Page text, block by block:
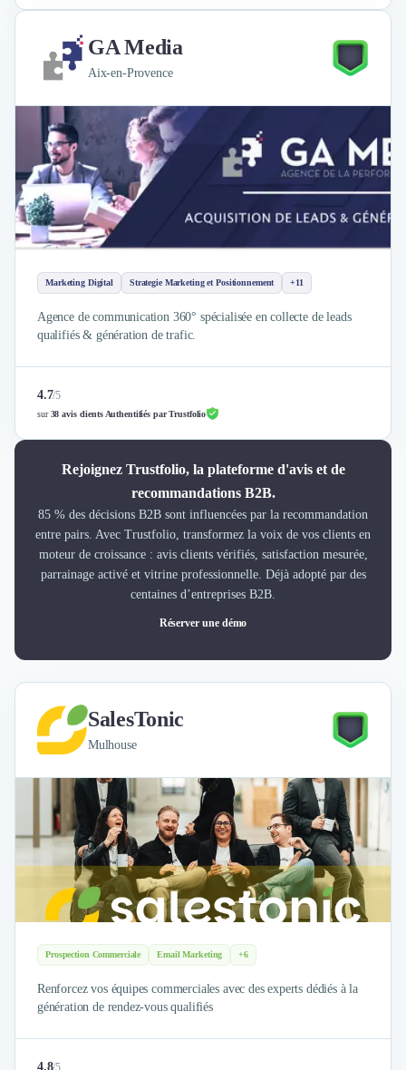
GA Media
Aix-en-Provence
Marketing Digital Strategie Marketing et Positionnement +11
Agence de communication 360° spécialisée en collecte de leads
qualifiés & génération de trafic.
4.7/5
sur38 avis clients Authentifiés par Trustfolio
Rejoignez Trustfolio, la plateforme d'avis et de
recommandations B2B.
85 % des décisions B2B sont influencées par la recommandation
entre pairs. Avec Trustfolio, transformez la voix de vos clients en
moteur de croissance : avis clients vérifiés, satisfaction mesurée,
parrainage activé et vitrine professionnelle. Déjà adopté par des
centaines d’entreprises B2B.
Réserver une démo
SalesTonic
Mulhouse
Prospection Commerciale Email Marketing +6
Renforcez vos équipes commerciales avec des experts dédiés à la
génération de rendez-vous qualifiés
4.8/5